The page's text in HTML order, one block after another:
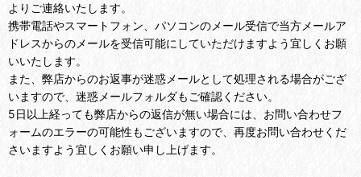
よりご連絡いたします。
携帯電話やスマートフォン、パソコンのメール受信で当方メールア
ドレスからのメールを受信可能にしていただけますよう宜しくお願
いいたします。
また、弊店からのお返事が迷惑メールとして処理される場合がござ
いますので、迷惑メールフォルダもご確認ください。
5日以上経っても弊店からの返信が無い場合には、お問い合わせフ
ォームのエラーの可能性もございますので、再度お問い合わせくだ
さいますよう宜しくお願い申し上げます。